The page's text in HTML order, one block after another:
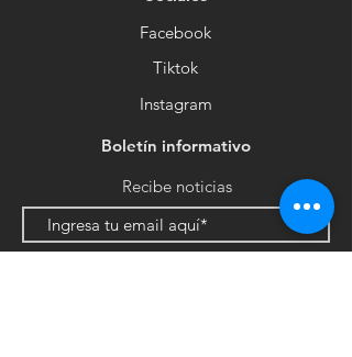
Facebook
Tiktok
Instagram
Boletín informativo
Recibe noticias